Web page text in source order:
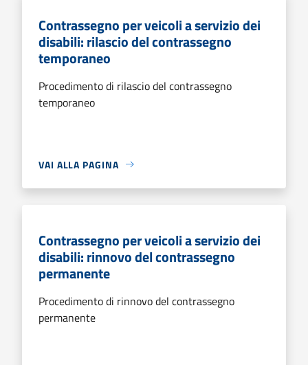
Contrassegno per veicoli a servizio dei
disabili: rilascio del contrassegno
temporaneo
Procedimento di rilascio del contrassegno
temporaneo
VAI ALLA PAGINA
Contrassegno per veicoli a servizio dei
disabili: rinnovo del contrassegno
permanente
Procedimento di rinnovo del contrassegno
permanente